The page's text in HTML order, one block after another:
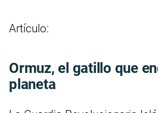
Artículo:
Ormuz, el gatillo que
planeta